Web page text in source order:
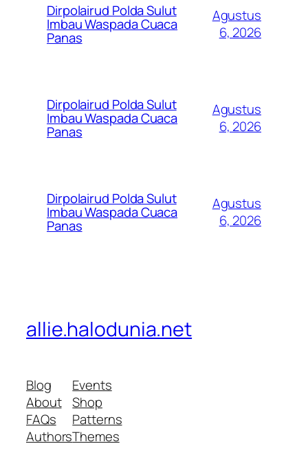
Dirpolairud Polda Sulut
Imbau Waspada Cuaca
Panas
Agustus
6, 2026
Dirpolairud Polda Sulut
Imbau Waspada Cuaca
Panas
Agustus
6, 2026
Dirpolairud Polda Sulut
Imbau Waspada Cuaca
Panas
Agustus
6, 2026
allie.halodunia.net
Blog
About
FAQs
Authors
Events
Shop
Patterns
Themes